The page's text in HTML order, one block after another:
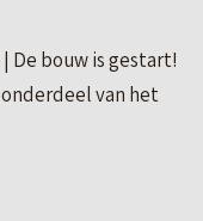
| De bouw is gestart!
van het